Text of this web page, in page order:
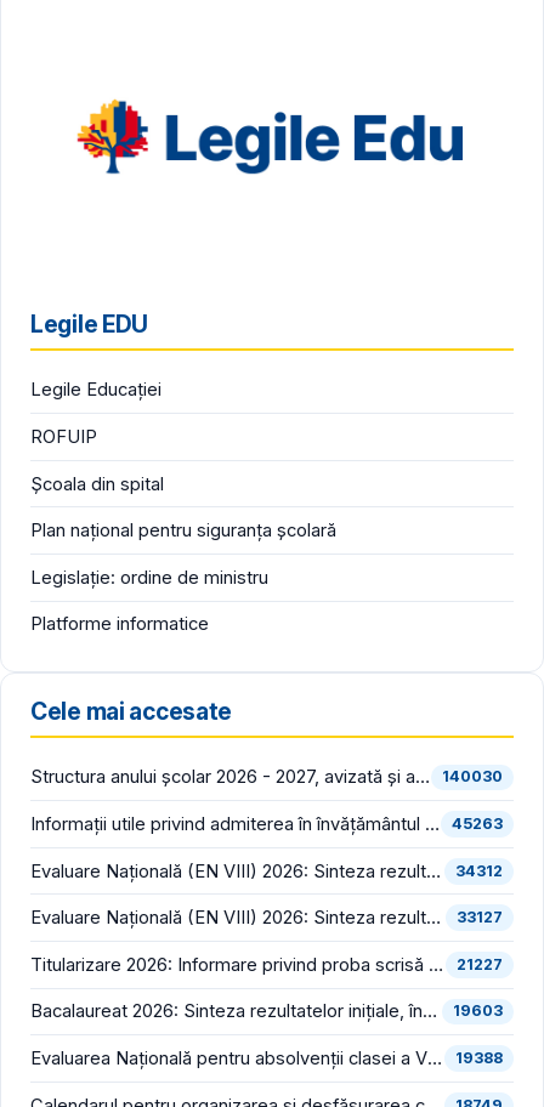
Legile EDU
Legile Educației
ROFUIP
Școala din spital
Plan național pentru siguranța școlară
Legislație: ordine de ministru
Platforme informatice
Cele mai accesate
Structura anului școlar 2026 - 2027, avizată și aprobată 140030
Informații utile privind admiterea în învățământul liceal (an școlar 2026 - 2027) 45263
Evaluare Națională (EN VIII) 2026: Sinteza rezultatelor inițiale (înainte de contestații) 34312
Evaluare Națională (EN VIII) 2026: Sinteza rezultatelor finale (după soluționarea contestațiilor) 33127
Titularizare 2026: Informare privind proba scrisă din cadrul concursului național pentru ocuparea posturilor/catedrelor didactice vacante/rezervate din învățământul preuniversitar 21227
Bacalaureat 2026: Sinteza rezultatelor inițiale, înregistrate în prima sesiune (înainte de contestații) 19603
Evaluarea Națională pentru absolvenții clasei a VIII-a (EN VIII 2026) începe luni, 22 iunie 19388